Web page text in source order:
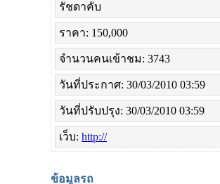
รัชดาคับ
ราคา: 150,000
จำนวนคนเข้าชม: 3743
วันที่ประกาศ: 30/03/2010 03:59
วันที่ปรับปรุง: 30/03/2010 03:59
เว็บ: http://
ข้อมูลรถ